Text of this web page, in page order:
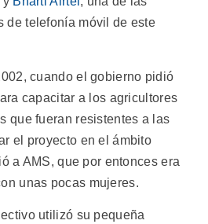
de telefonía móvil de este
cuando el gobierno pidió
capacitar a los agricultores
que fueran resistentes a las
el proyecto en el ámbito
a AMS, que por entonces era
unas pocas mujeres.
utilizó su pequeña